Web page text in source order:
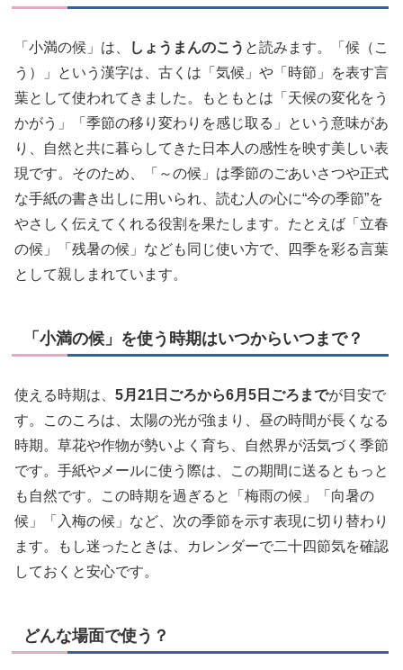
「小満の候」は、 しょうまんのこう と読みます。「候（こ
う）」という漢字は、古くは「気候」や「時節」を表す言
葉として使われてきました。もともとは「天候の変化をう
かがう」「季節の移り変わりを感じ取る」という意味があ
り、自然と共に暮らしてきた日本人の感性を映す美しい表
現です。そのため、「～の候」は季節のごあいさつや正式
な手紙の書き出しに用いられ、読む人の心に“今の季節”を
やさしく伝えてくれる役割を果たします。たとえば「立春
の候」「残暑の候」なども同じ使い方で、四季を彩る言葉
として親しまれています。
「小満の候」を使う時期はいつからいつまで？
使える時期は、 5月21日ごろから6月5日ごろまでが目安で
す。このころは、太陽の光が強まり、昼の時間が長くなる
時期。草花や作物が勢いよく育ち、自然界が活気づく季節
です。手紙やメールに使う際は、この期間に送るともっと
も自然です。この時期を過ぎると「梅雨の候」「向暑の
候」「入梅の候」など、次の季節を示す表現に切り替わり
ます。もし迷ったときは、カレンダーで二十四節気を確認
しておくと安心です。
どんな場面で使う？